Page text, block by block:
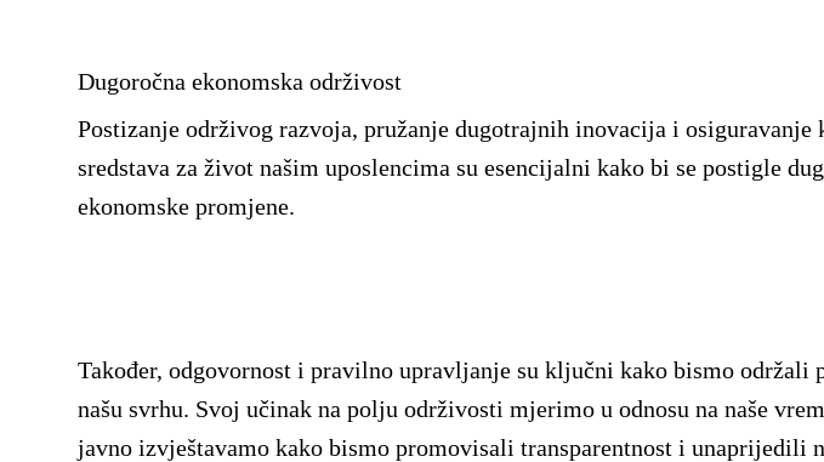
Dugoročna ekonomska održivost
Postizanje održivog razvoja, pružanje dugotrajnih inovacija i
sredstava za život našim uposlencima su esencijalni kako bi se postigle
ekonomske promjene.
Također, odgovornost i pravilno upravljanje su ključni kako bismo održali
našu svrhu. Svoj učinak na polju održivosti mjerimo u odnosu na naše
javno izvještavamo kako bismo promovisali transparentnost i unaprijedili